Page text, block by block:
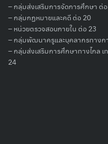
– กลุ่มส่งเสริมการจัดการศึกษา ต่
– กลุ่มกฏหมายและคดี ต่อ 20
– หน่วยตรวจสอบภายใน ต่อ 23
– กลุ่มพัฒนาครูและบุคลากรทางก
– กลุ่มส่งเสริมการศึกษาทางไกล เ
24